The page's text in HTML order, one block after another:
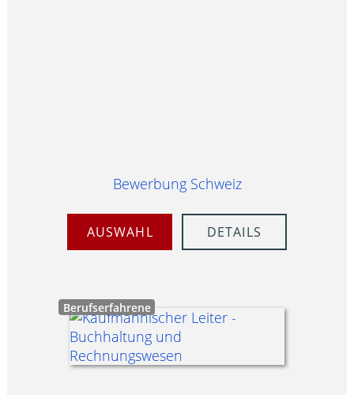
Bewerbung Schweiz
AUSWAHL DETAILS
Berufserfahrene